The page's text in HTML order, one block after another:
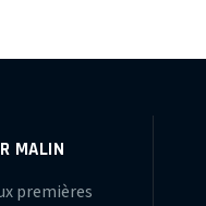
MALIN
premières